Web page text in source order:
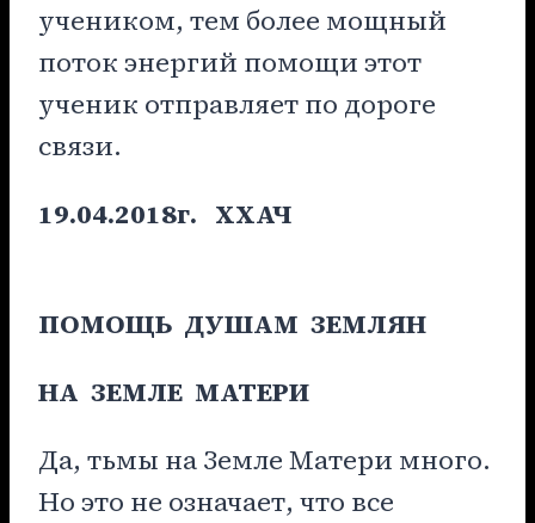
учеником, тем более мощный
поток энергий помощи этот
ученик отправляет по дороге
связи.
19.04.2018г. ХХАЧ
ПОМОЩЬ ДУШАМ ЗЕМЛЯН
НА ЗЕМЛЕ МАТЕРИ
Да, тьмы на Земле Матери много.
Но это не означает, что все